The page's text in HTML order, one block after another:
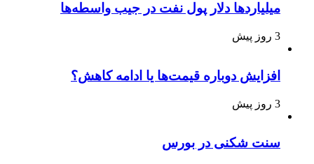
میلیاردها دلار پول نفت در جیب واسطه‌ها
3 روز پیش
افزایش دوباره قیمت‌ها یا ادامه کاهش؟
3 روز پیش
سنت شکنی در بورس